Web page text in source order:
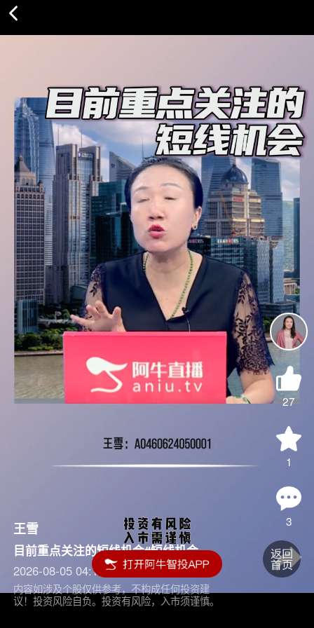
27
1
3
王雪
目前重点关注的短线机会#短线机会
2026-08-05 04:15
内容如涉及个股仅供参考，不构成任何投资建
议！投资风险自负。投资有风险，入市须谨慎。